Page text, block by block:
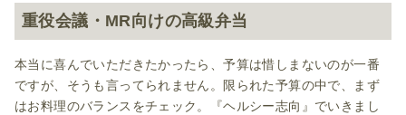
重役会議・MR向けの高級弁当
本当に喜んでいただきたかったら、予算は惜しまないのが一番
ですが、そうも言ってられません。限られた予算の中で、まず
はお料理のバランスをチェック。『ヘルシー志向』でいきまし